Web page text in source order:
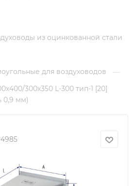
из оцинкованной стали
для воздуховодов
—
300х350 L-300 тип-1 [20]
0,9 мм)